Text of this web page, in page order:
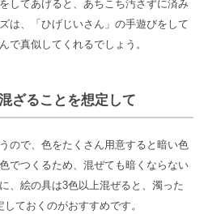
してあげると、あちこち汚さずに済み
は、「ひげじいさん」の手遊びをして
で真似してくれるでしょう。
ざることを想定して
ので、色をたくさん用意すると暗い色
でつくるため、混ぜても暗くならない
、絵の具は3色以上混ぜると、濁った
ておくのがおすすめです。